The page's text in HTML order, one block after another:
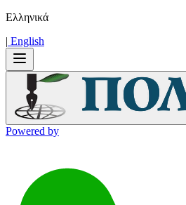
Ελληνικά
| Εnglish
Powered by